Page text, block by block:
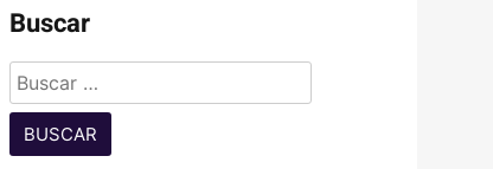
Buscar
Buscar: